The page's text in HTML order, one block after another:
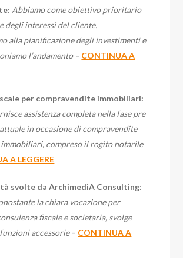
Abbiamo come obiettivo prioritario
degli interessi del cliente.
alla pianificazione degli investimenti e
l’andamento – CONTINUA A
per compravendite immobiliari:
assistenza completa nella fase pre
in occasione di compravendite
immobiliari, compreso il rogito notarile
A LEGGERE
svolte da ArchimediA Consulting:
la chiara vocazione per
fiscale e societaria, svolge
accessorie– CONTINUA A